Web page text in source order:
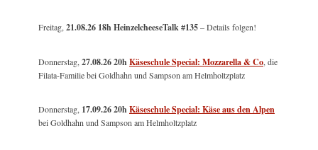
Freitag,21.08.26 18h HeinzelcheeseTalk #135– Details folgen!
Donnerstag,27.08.26 20hKäseschule Special: Mozzarella & Co, die
Filata-Familie bei Goldhahn und Sampson am Helmholtzplatz
Donnerstag, 17.09.26 20hKäseschule Special: Käse aus den Alpen
bei Goldhahn und Sampson am Helmholtzplatz